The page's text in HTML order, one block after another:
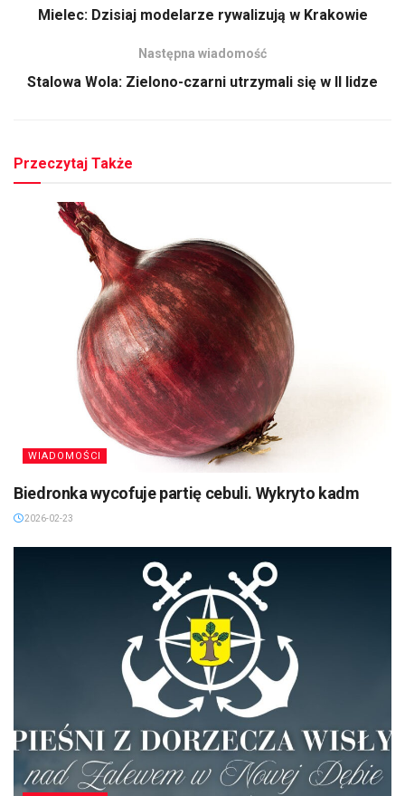
Mielec: Dzisiaj modelarze rywalizują w Krakowie
Następna wiadomość
Stalowa Wola: Zielono-czarni utrzymali się w II lidze
Przeczytaj Także
WIADOMOŚCI
Biedronka wycofuje partię cebuli. Wykryto kadm
2026-02-23